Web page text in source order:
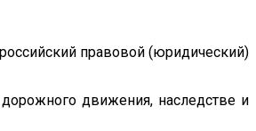
правовой (юридический)
движения, наследстве и